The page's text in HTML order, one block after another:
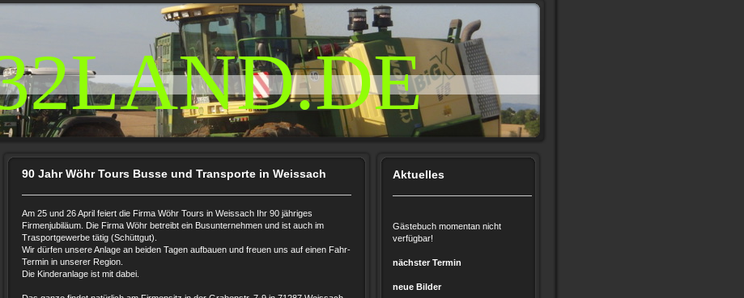
90 Jahr Wöhr Tours Busse und Transporte in Weissach
Am 25 und 26 April feiert die Firma Wöhr Tours in Weissach Ihr 90 jähriges
Firmenjubiläum. Die Firma Wöhr betreibt ein Busunternehmen und ist auch im
Trasportgewerbe tätig (Schüttgut).
Wir dürfen unsere Anlage an beiden Tagen aufbauen und freuen uns auf einen Fahr-
Termin in unserer Region.
Die Kinderanlage ist mit dabei.
Aktuelles
Gästebuch momentan nicht
verfügbar!
nächster Termin
neue Bilder